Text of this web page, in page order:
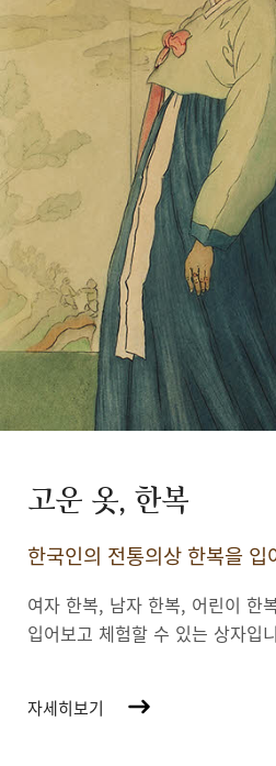
고운 옷, 한복
한국인의 전통의상 한복을
여자 한복, 남자 한복, 어린이 한
입어보고 체험할 수 있는 상자입
자세히보기